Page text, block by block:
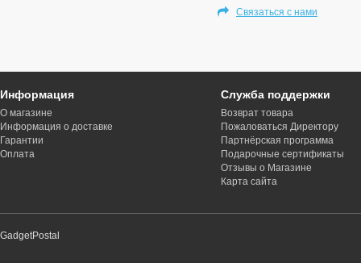
Связаться с нами
Информация
О магазине
Информация о доставке
Гарантии
Оплата
Служба поддержки
Возврат товара
Пожаловаться Директору
Партнёрская программа
Подарочные сертификаты
Отзывы о Магазине
Карта сайта
GadgetPostal